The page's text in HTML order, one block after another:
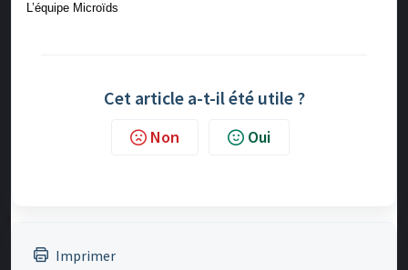
L’équipe Microïds
Cet article a-t-il été utile ?
Non Oui
Imprimer